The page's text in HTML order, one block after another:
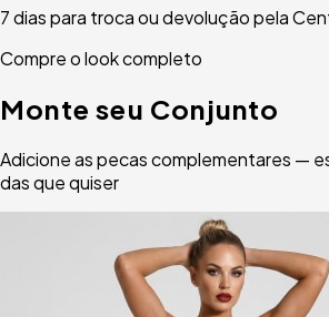
7 dias para troca ou devolução pela
Compre o look completo
Monte seu Conjunto
Adicione as pecas complementares —
das que quiser